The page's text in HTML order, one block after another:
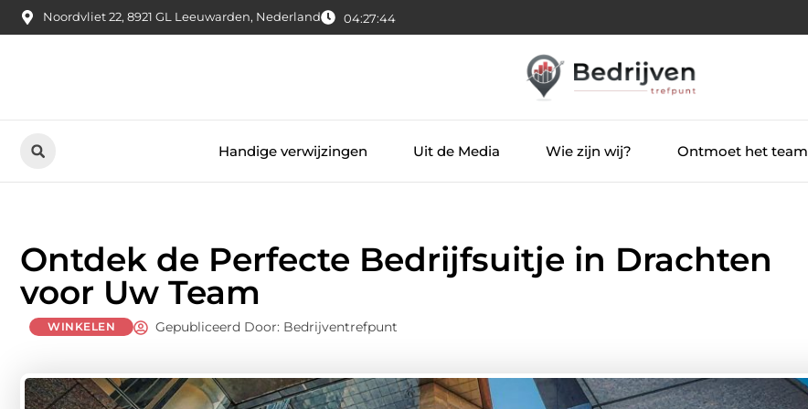
Noordvliet 22, 8921 GL Leeuwarden, Nederland 04:27:45
Handige verwijzingen Uit de Media Wie zijn wij? Ontmoet het team
Ontdek de Perfecte Bedrijfsuitje in Drachten
voor Uw Team
WINKELEN Gepubliceerd Door: Bedrijventrefpunt